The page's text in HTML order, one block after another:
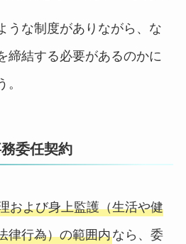
うな制度がありながら、な
締結する必要があるのかに
委任契約
および身上監護（生活や健
律行為）の範囲内なら、委